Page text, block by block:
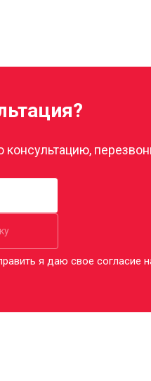
консультацию,
я даю свое согласие